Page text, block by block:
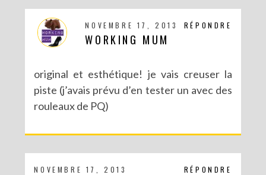
RÉPONDRE
NOVEMBRE 17, 2013
WORKING MUM
original et esthétique! je vais creuser la
piste (j’avais prévu d’en tester un avec des
rouleaux de PQ)
RÉPONDRE
NOVEMBRE 17, 2013